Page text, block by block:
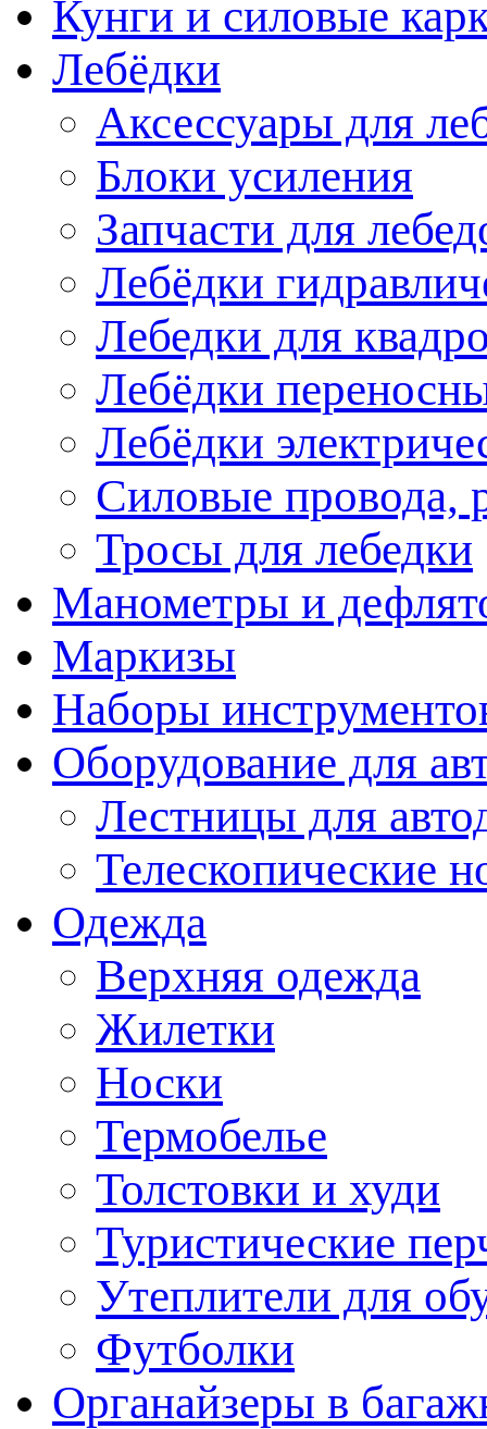
Кунги и силовые
Лебёдки
Аксессуары для
Блоки усиления
Запчасти для
Лебёдки
Лебедки для
Лебёдки
Лебёдки
Силовые провода,
Тросы для лебедки
Манометры и
Маркизы
Наборы
Оборудование для
Лестницы для
Телескопические
Одежда
Верхняя одежда
Жилетки
Носки
Термобелье
Толстовки и худи
Туристические
Утеплители для
Футболки
Органайзеры в